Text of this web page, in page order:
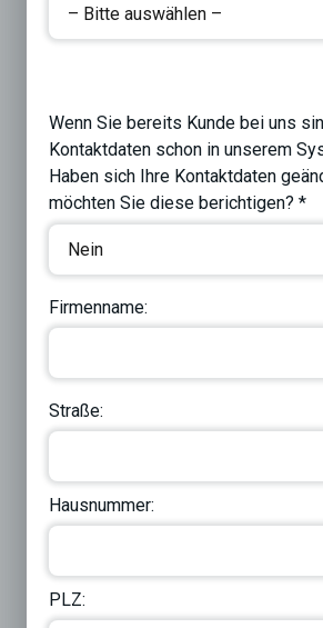
Wenn Sie bereits Kunde bei uns
Kontaktdaten schon in unserem
Haben sich Ihre Kontaktdaten
möchten Sie diese berichtigen? *
Firmenname:
Straße:
Hausnummer:
PLZ: